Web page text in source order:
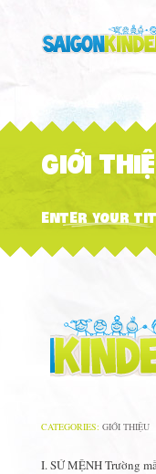
GIỚI
ENTER YOUR
CATEGORIES: GIỚI THIỆU
I. SỨ MỆNH Trường